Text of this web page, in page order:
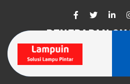
PENERAPAN
TERINTEGRASI DALAM
SMART